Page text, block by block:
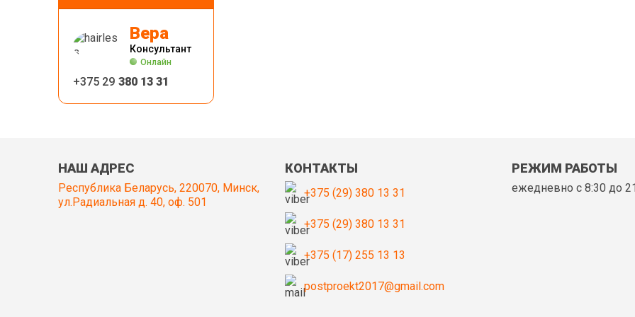
Вера
Консультант
Онлайн
+375 29 380 13 31
НАШ АДРЕС
Республика Беларусь, 220070, Минск,
ул.Радиальная д. 40, оф. 501
КОНТАКТЫ
+375 (29) 380 13 31
+375 (29) 380 13 31
+375 (17) 255 13 13
postproekt2017@gmail.com
РЕЖИМ РАБОТЫ
ежедневно с 8:30 до